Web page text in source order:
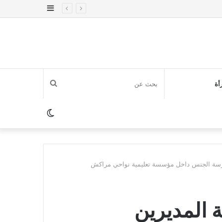
إضافة
بحث
عنالوضع
المظلم
الجنس داخل مؤسسة تعليمية نواحي مراكش